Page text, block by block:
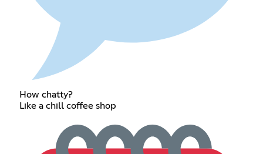
How chatty?
Like a chill coffee shop